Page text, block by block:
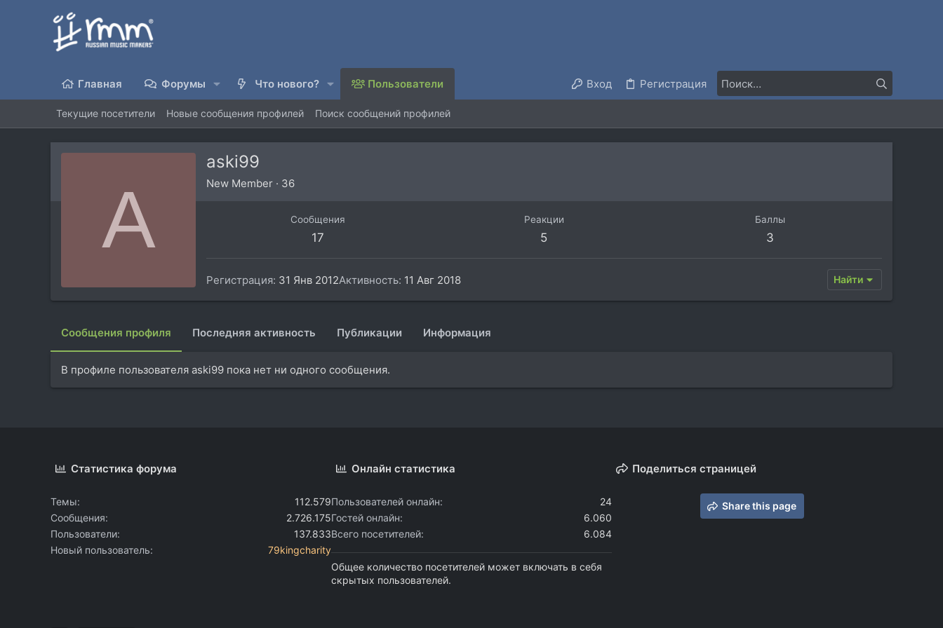
Главная Форумы Что нового? Пользователи Вход Регистрация
Текущие посетители Новые сообщения профилей Поиск сообщений профилей
A
aski99
New Member · 36
Сообщения
17
Реакции
5
Баллы
3
Регистрация 31 Янв 2012Активность 11 Авг 2018 Найти
Сообщения профиля Последняя активность Публикации Информация
В профиле пользователя aski99 пока нет ни одного сообщения.
Статистика форума
Темы
112.579
Сообщения
2.726.175
Пользователи
137.833
Новый пользователь
79kingcharity
Онлайн статистика
Пользователей онлайн
24
Гостей онлайн
6.060
Всего посетителей
6.084
Общее количество посетителей может включать в себя
скрытых пользователей.
Поделиться страницей
Share this page